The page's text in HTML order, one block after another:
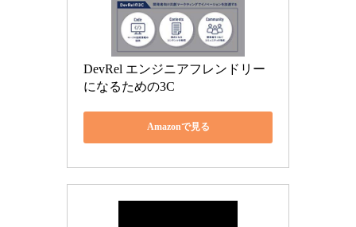
DevRel エンジニアフレンドリー
になるための3C
Amazonで見る